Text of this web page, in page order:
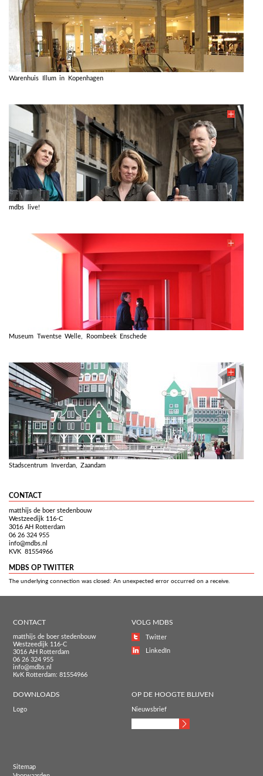
Warenhuis Illum in Kopenhagen
mdbs live!
Museum Twentse Welle, Roombeek Enschede
Stadscentrum Inverdan, Zaandam
CONTACT
matthijs de boer stedenbouw
Westzeedijk 116-C
3016 AH Rotterdam
06 26 324 955
info@mdbs.nl
KVK 81554966
MDBS OP TWITTER
The underlying connection was closed: An unexpected error occurred on a receive.
CONTACT
matthijs de boer stedenbouw
Westzeedijk 116-C
3016 AH Rotterdam
06 26 324 955
info@mdbs.nl
KvK Rotterdam: 81554966
VOLG MDBS
Twitter
LinkedIn
DOWNLOADS
Logo
OP DE HOOGTE BLIJVEN
Nieuwsbrief
Sitemap